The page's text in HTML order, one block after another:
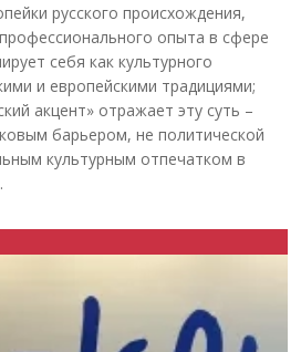
русского происхождения,
опыта в сфере
себя как культурного
и европейскими традициями;
акцент» отражает эту суть –
барьером, не политической
культурным отпечатком в